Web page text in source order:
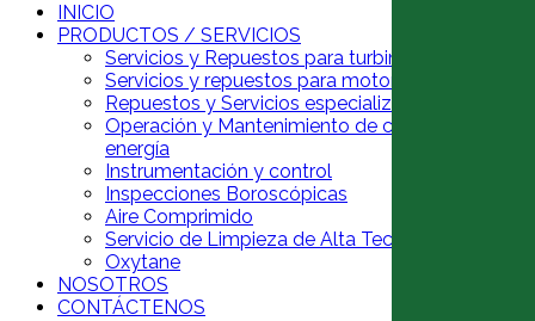
INICIO
PRODUCTOS / SERVICIOS
Servicios y Repuestos para turbinas a gas
Servicios y repuestos para motores recíprocos
Repuestos y Servicios especializados para
Operación y Mantenimiento de centrales de
energía
Instrumentación y control
Inspecciones Boroscópicas
Aire Comprimido
Servicio de Limpieza de Alta Tecnología
Oxytane
NOSOTROS
CONTÁCTENOS